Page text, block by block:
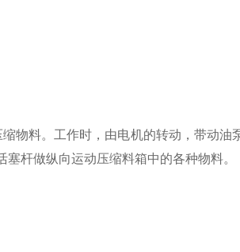
料。工作时，由电机的转动，带动油
杆做纵向运动压缩料箱中的各种物料。